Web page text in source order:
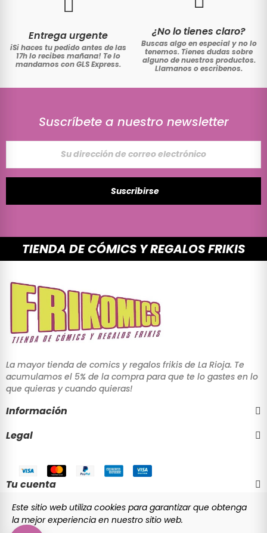
Entrega urgente
iSi haces tu pedido antes de las
17h lo recibes mañana! Te lo
mandamos con GLS Express.
¿No lo tienes claro?
Buscas algo en especial y no lo
tenemos. Tienes dudas sobre
alguno de nuestros productos.
Llamanos o escribenos.
Suscríbete a nuestro newsletter
Suscribirse
TIENDA DE CÓMICS Y REGALOS FRIKIS
La mayor tienda de comics y regalos frikis de La Rioja. Te
acumulamos el 5% de la compra para que te lo gastes en lo
que quieras y cuando quieras!
Información
Legal
Tu cuenta
Este sitio web utiliza cookies para garantizar que obtenga
la mejor experiencia en nuestro sitio web.